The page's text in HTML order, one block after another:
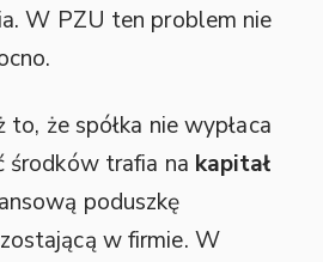
W PZU ten problem nie
że spółka nie wypłaca
środków trafia na kapitał
poduszkę
w firmie. W